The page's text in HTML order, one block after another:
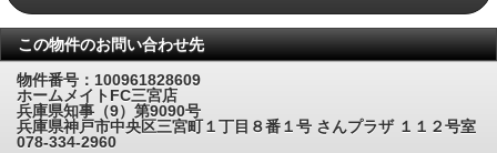
この物件のお問い合わせ先
物件番号：100961828609
ホームメイトFC三宮店
兵庫県知事（9）第9090号
兵庫県神戸市中央区三宮町１丁目８番１号 さんプラザ １１２号室
078-334-2960